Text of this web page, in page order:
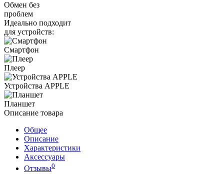
Обмен без
проблем
Идеально подходит
для устройств:
Смартфон
Плеер
Устройства APPLE
Планшет
Описание товара
Общее
Описание
Характеристики
Аксессуары
Отзывы0